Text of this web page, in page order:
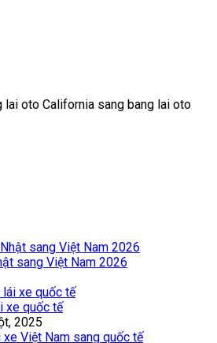
lai oto California sang bang lai oto
sang Việt Nam 2026
xe quốc tế
2025